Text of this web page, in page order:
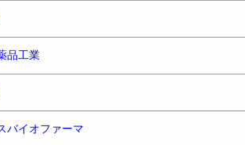
品工業
バイオファーマ